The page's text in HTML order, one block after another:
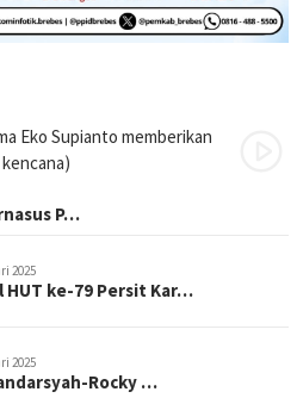
P…
2025
HUT ke-79 Persit Kar…
2025
Rocky …